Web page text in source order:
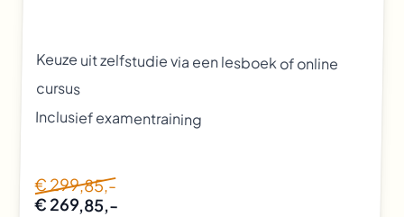
Keuze uit zelfstudie via een lesboek of online
cursus
Inclusief examentraining
€ 299,85,-
€ 269,85,-